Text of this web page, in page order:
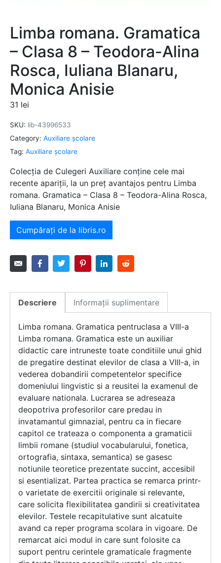
Limba romana. Gramatica
– Clasa 8 – Teodora-Alina
Rosca, Iuliana Blanaru,
Monica Anisie
31 lei
SKU: lib-43996533
Category: Auxiliare şcolare
Tag: Auxiliare şcolare
Colecția de Culegeri Auxiliare conține cele mai
recente apariții, la un preț avantajos pentru Limba
romana. Gramatica – Clasa 8 – Teodora-Alina Rosca,
Iuliana Blanaru, Monica Anisie
Cumpărați de la libris.ro
Descriere Informații suplimentare
Limba romana. Gramatica pentruclasa a VIII-a
Limba romana. Gramatica este un auxiliar
didactic care intruneste toate conditiile unui ghid
de pregatire destinat elevilor de clasa a VIII-a, in
vederea dobandirii competentelor specifice
domeniului lingvistic si a reusitei la examenul de
evaluare nationala. Lucrarea se adreseaza
deopotriva profesorilor care predau in
invatamantul gimnazial, pentru ca in fiecare
capitol ce trateaza o componenta a gramaticii
limbii romane (studiul vocabularului, fonetica,
ortografia, sintaxa, semantica) se gasesc
notiunile teoretice prezentate succint, accesibil
si esentializat. Partea practica se remarca printr-
o varietate de exercitii originale si relevante,
care solicita flexibilitatea gandirii si creativitatea
elevilor. Testele recapitulative sunt alcatuite
avand ca reper programa scolara in vigoare. De
remarcat aici modul in care sunt folosite ca
suport pentru cerintele gramaticale fragmente